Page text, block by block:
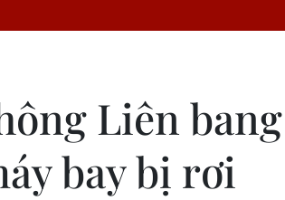
Liên
bay bị rơi